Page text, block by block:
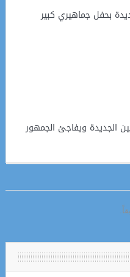
بحفل جماهيري كبير
الجديدة ويفاجئ الجمهور